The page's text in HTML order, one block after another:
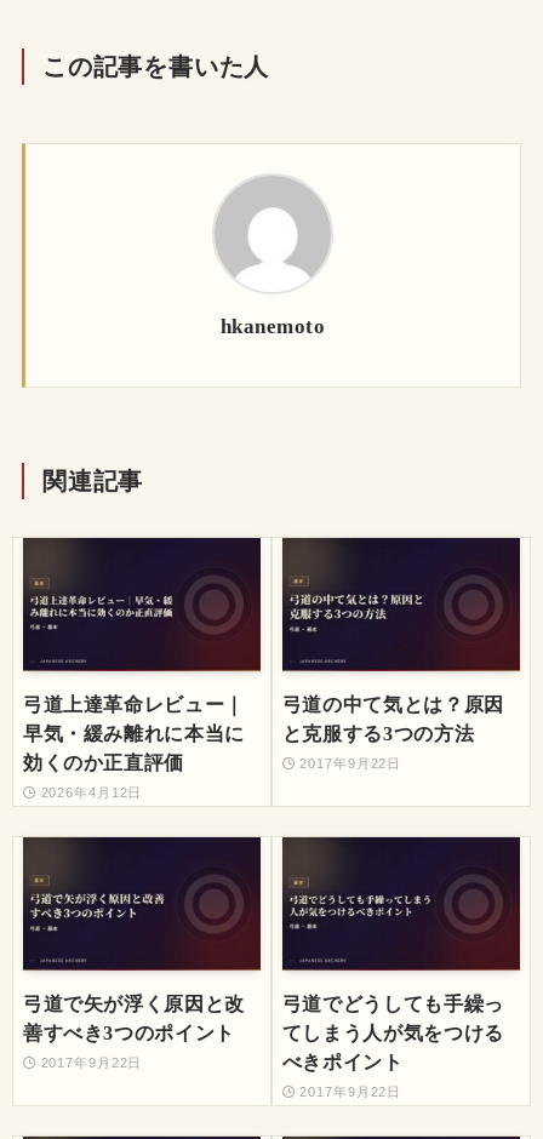
この記事を書いた人
hkanemoto
関連記事
弓道上達革命レビュー｜
早気・緩み離れに本当に
効くのか正直評価
2026年4月12日
弓道の中て気とは？原因
と克服する3つの方法
2017年9月22日
弓道で矢が浮く原因と改
善すべき3つのポイント
2017年9月22日
弓道でどうしても手繰っ
てしまう人が気をつける
べきポイント
2017年9月22日